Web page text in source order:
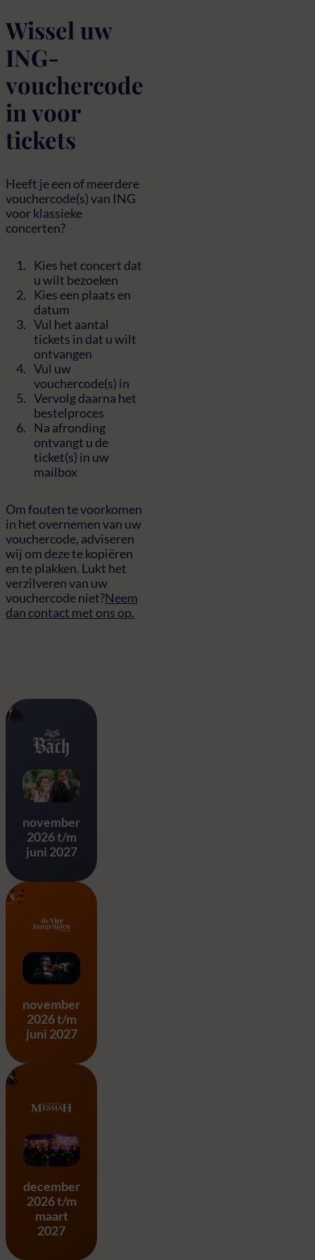
Wissel uw
ING-
vouchercode
in voor
tickets
Heeft je een of meerdere
vouchercode(s) van ING
voor klassieke
concerten?
Kies het concert dat
u wilt bezoeken
Kies een plaats en
datum
Vul het aantal
tickets in dat u wilt
ontvangen
Vul uw
vouchercode(s) in
Vervolg daarna het
bestelproces
Na afronding
ontvangt u de
ticket(s) in uw
mailbox
Om fouten te voorkomen
in het overnemen van uw
vouchercode, adviseren
wij om deze te kopiëren
en te plakken. Lukt het
verzilveren van uw
vouchercode niet?Neem
dan contact met ons op.
Ode aan Bach
november
2026 t/m
juni 2027
Vier Jaargetijden – A.
november
2026 t/m
juni 2027
Messiah – G.F. Händel
december
2026 t/m
maart
2027